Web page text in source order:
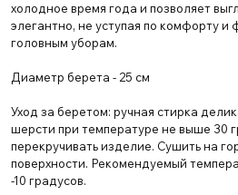
холодное время года и позволяет
элегантно, не уступая по комфорту и
головным уборам.
Диаметр берета - 25 см
Уход за беретом: ручная стирка
шерсти при температуре не выше 30
перекручивать изделие. Сушить на
поверхности. Рекомендуемый
-10 градусов.